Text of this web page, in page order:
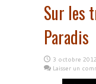
Sur les
Paradis
3 octobre 2012
Laisser un